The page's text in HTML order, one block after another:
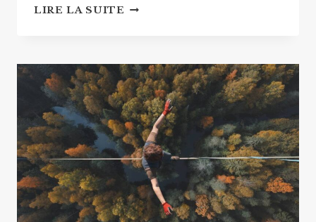
LIRE LA SUITE LE
LA
RC
PRO
:
COMMENT
DÉNICHER
L’OFFRE
IDÉALE
SANS
VOUS
RUINER